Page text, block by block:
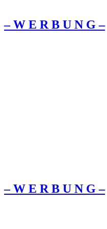
– W Ε R Β U Ν G –
– W Ε R Β U Ν G –